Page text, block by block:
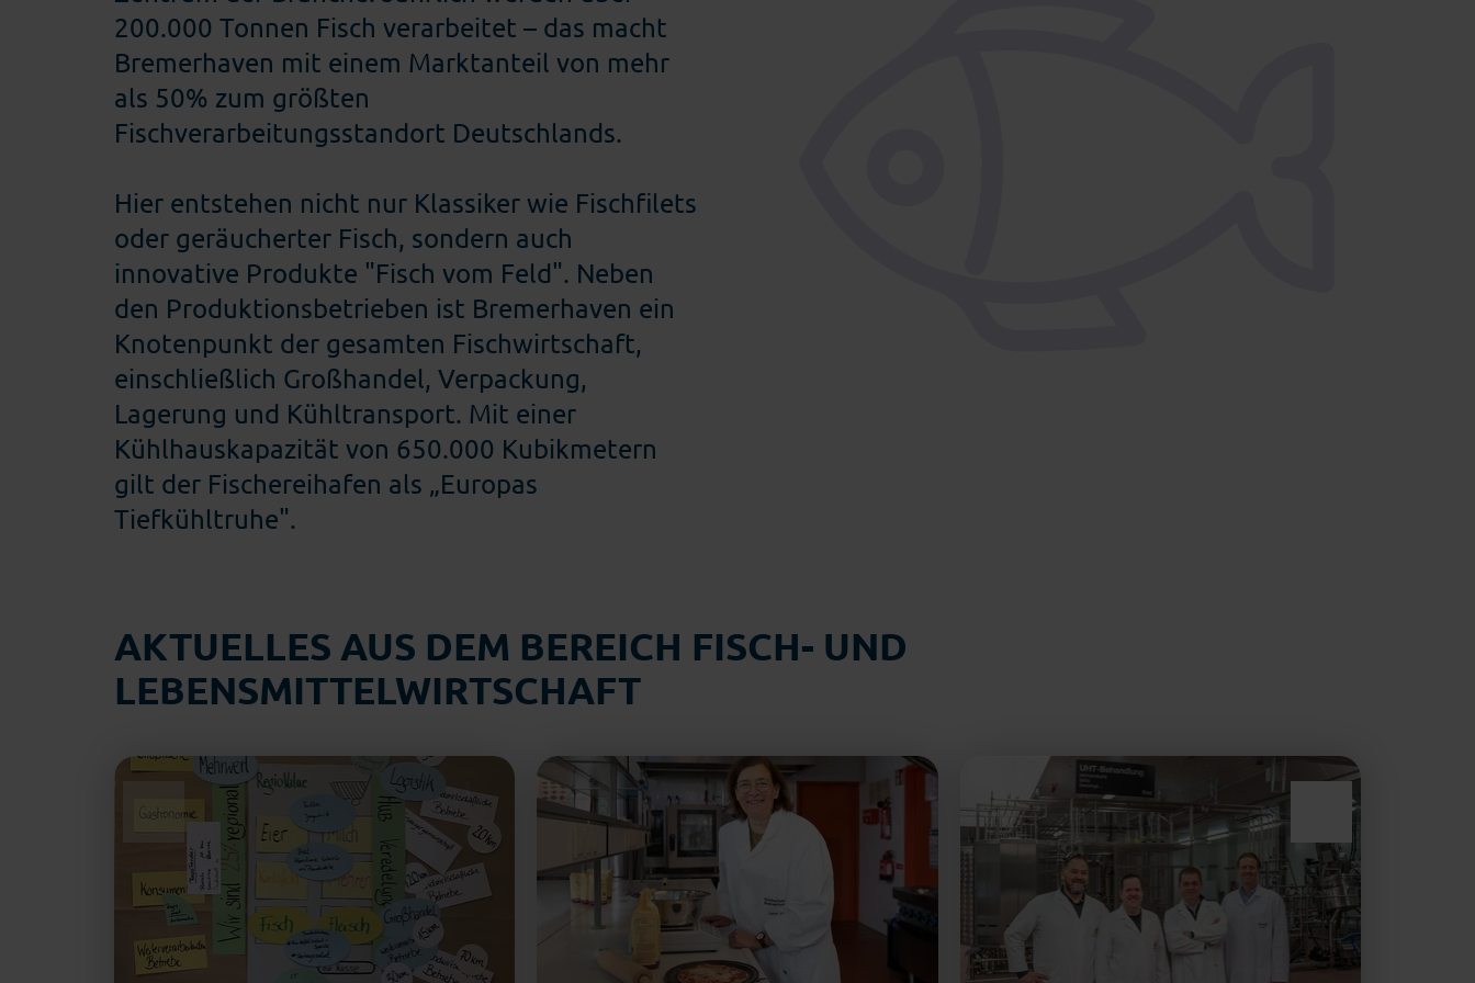
200.000 Tonnen Fisch verarbeitet – das macht
Bremerhaven mit einem Marktanteil von mehr
als 50% zum größten
Fischverarbeitungsstandort Deutschlands.
Hier entstehen nicht nur Klassiker wie Fischfilets
oder geräucherter Fisch, sondern auch
innovative Produkte "Fisch vom Feld". Neben
den Produktionsbetrieben ist Bremerhaven ein
Knotenpunkt der gesamten Fischwirtschaft,
einschließlich Großhandel, Verpackung,
Lagerung und Kühltransport. Mit einer
Kühlhauskapazität von 650.000 Kubikmetern
gilt der Fischereihafen als „Europas
Tiefkühltruhe".
AKTUELLES AUS DEM BEREICH FISCH- UND
LEBENSMITTELWIRTSCHAFT